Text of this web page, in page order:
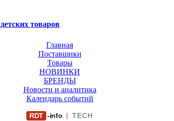
товаров
Главная
Поставщики
Товары
НОВИНКИ
БРЕНДЫ
Новости и аналитика
Календарь событий
RDT -info | TECH